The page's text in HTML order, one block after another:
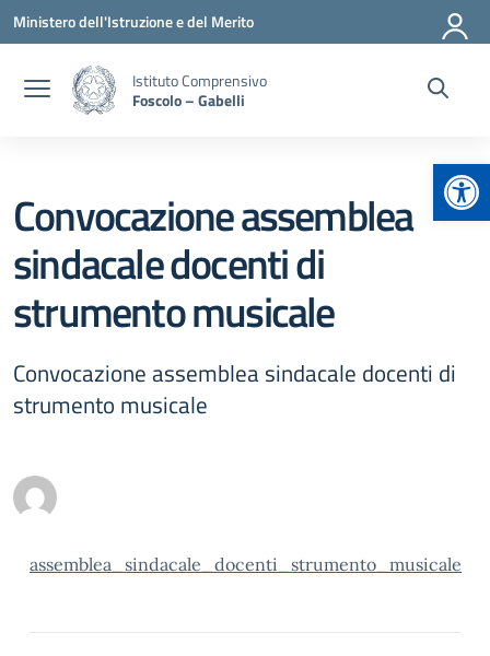
Vai ai contenuti
Vai al menu di navigazione
Vai al footer
Ministero dell'Istruzione e del Merito
Istituto Comprensivo
Foscolo – Gabelli
Convocazione assemblea
sindacale docenti di
strumento musicale
Convocazione assemblea sindacale docenti di
strumento musicale
assemblea_sindacale_docenti_strumento_musicale